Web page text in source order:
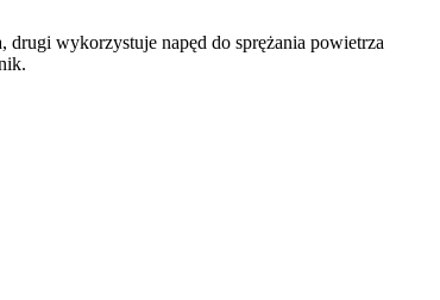
wykorzystuje napęd do sprężania powietrza